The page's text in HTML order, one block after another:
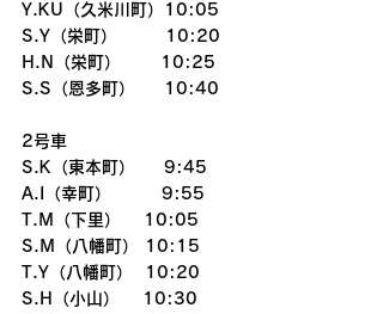
Y.KU（久米川町）10:05
S.Y（栄町）        10:20
H.N（栄町）　　 10:25
S.S（恩多町）　  10:40
2号車
S.K（東本町）  　9:45
A.I（幸町）　　　9:55
T.M（下里）　 10:05
S.M（八幡町） 10:15
T.Y（八幡町）  10:20
S.H（小山）　 10:30